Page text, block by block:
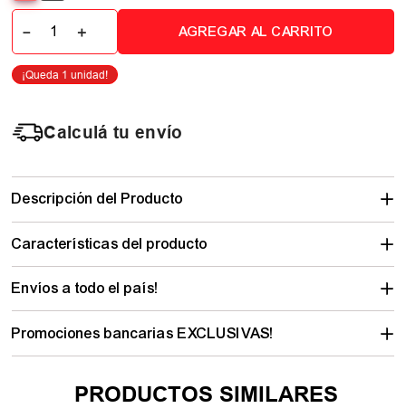
＋
－ AGREGAR AL CARRITO
Calculá tu envío
Descripción del Producto
Características del producto
Envíos a todo el país!
Promociones bancarias EXCLUSIVAS!
PRODUCTOS SIMILARES